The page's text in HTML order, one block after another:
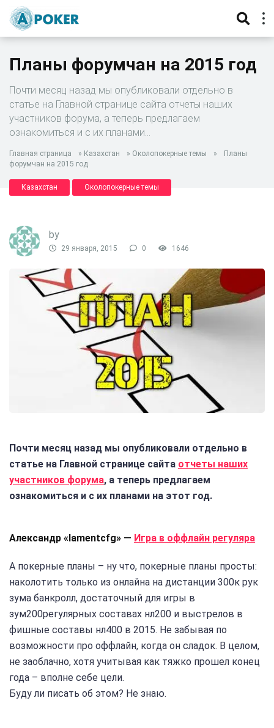
Планы форумчан на 2015 год
Почти месяц назад мы опубликовали отдельно в
статье на Главной странице сайта отчеты наших
участников форума, а теперь предлагаем
ознакомиться и с их планами…
Главная страница » Казахстан » Околопокерные темы »
Планы
форумчан на 2015 год
Казахстан Околопокерные темы
by
29 января, 2015 0 1646
Почти месяц назад мы опубликовали отдельно в
статье на Главной странице сайта отчеты наших
участников форума, а теперь предлагаем
ознакомиться и с их планами на этот год.
Александр «lamentcfg» — Игра в оффлайн регуляра
А покерные планы – ну что, покерные планы просты:
наколотить только из онлайна на дистанции 300к рук
зума банкролл, достаточный для игры в
зум200регулярных составах нл200 и выстрелов в
фишные составы нл400 в 2015. Не забывая по
возможности про оффлайн, когда он сладок. В целом,
не заоблачно, хотя учитывая как тяжко прошел конец
года – вполне себе цели.
Буду ли писать об этом? Не знаю.